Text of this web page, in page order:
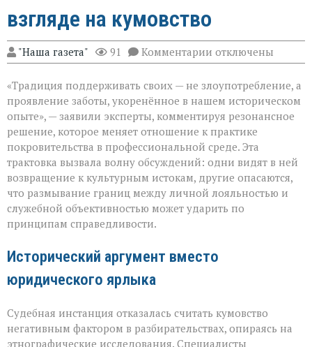
взгляде на кумовство
"Наша газета" 91 Комментарии к
записи
не
только
но
и
пропуск?» — о
новом
взгляде
на
кумовство
отключены
«Традиция поддерживать своих — не злоупотребление, а
проявление заботы, укоренённое в нашем историческом
опыте», — заявили эксперты, комментируя резонансное
решение, которое меняет отношение к практике
покровительства в профессиональной среде. Эта
трактовка вызвала волну обсуждений: одни видят в ней
возвращение к культурным истокам, другие опасаются,
что размывание границ между личной лояльностью и
служебной объективностью может ударить по
принципам справедливости.
Исторический аргумент вместо
юридического ярлыка
Судебная инстанция отказалась считать кумовство
негативным фактором в разбирательствах, опираясь на
этнографические исследования. Специалисты